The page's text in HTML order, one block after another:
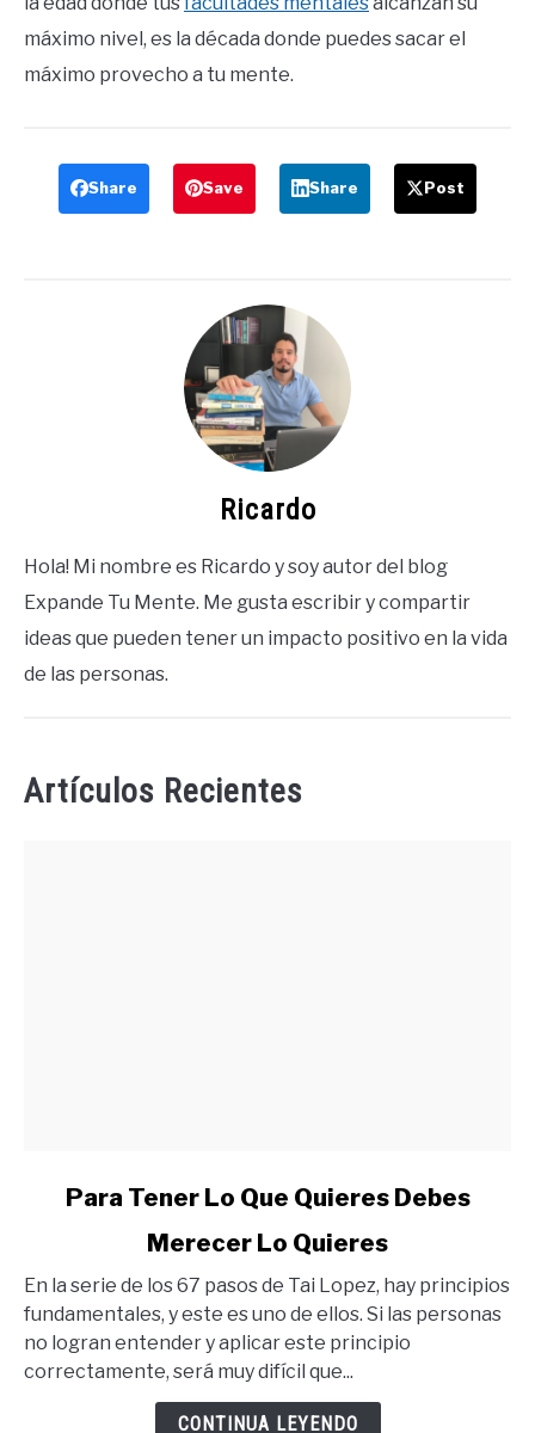
máximo nivel, es la década donde puedes sacar el
máximo provecho a tu mente.
Share Save Share Post
Ricardo
Hola! Mi nombre es Ricardo y soy autor del blog
Expande Tu Mente. Me gusta escribir y compartir
ideas que pueden tener un impacto positivo en la vida
de las personas.
Artículos Recientes
Tener
Lo
Que
Quieres
Para Tener Lo Que Quieres Debes
Merecer Lo Quieres
En la serie de los 67 pasos de Tai Lopez, hay principios
fundamentales, y este es uno de ellos. Si las personas
no logran entender y aplicar este principio
correctamente, será muy difícil que...
CONTINUA LEYENDO